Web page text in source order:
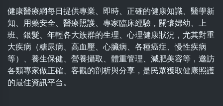
健康醫療網每日提供專業、即時、正確的健康知識、醫學新
知、用藥安全、醫療照護、專家臨床經驗，關懷婦幼、上
班、銀髮、年輕各大族群的生理、心理健康狀況，尤其對重
大疾病（糖尿病、高血壓、心臟病、各種癌症、慢性疾病
等）、養生保健、營養攝取、體重管理、減肥美容等，邀訪
各類專家做正確、客觀的剖析與分享，是民眾獲取健康照護
的最佳資訊平台。